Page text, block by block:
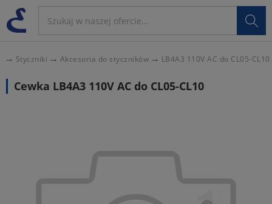

Styczniki Akcesoria do styczników LB4A3 110V AC do CL05-CL10
Cewka LB4A3 110V AC do CL05-CL10